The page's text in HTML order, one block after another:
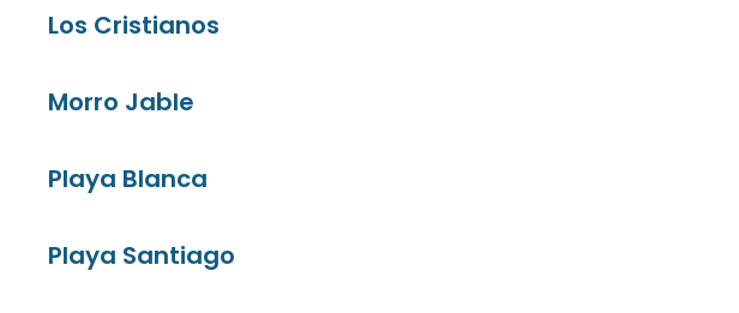
Los Cristianos
Morro Jable
Playa Blanca
Playa Santiago